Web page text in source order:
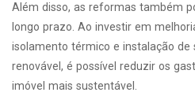
Além disso, as reformas também
longo prazo. Ao investir em
isolamento térmico e instalação de
renovável, é possível reduzir os
imóvel mais sustentável.